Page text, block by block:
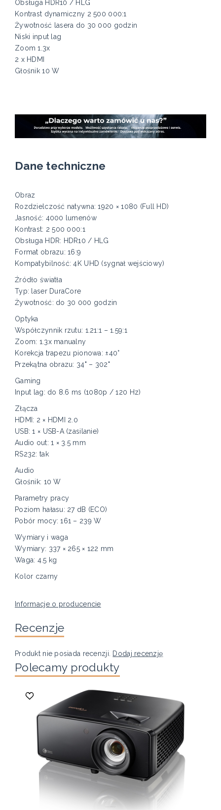
Obsługa HDR10 / HLG
Kontrast dynamiczny 2 500 000:1
Żywotność lasera do 30 000 godzin
Niski input lag
Zoom 1.3x
2 x HDMI
Głośnik 10 W
Dane techniczne
Obraz
Rozdzielczość natywna: 1920 × 1080 (Full HD)
Jasność: 4000 lumenów
Kontrast: 2 500 000:1
Obsługa HDR: HDR10 / HLG
Format obrazu: 16:9
Kompatybilność: 4K UHD (sygnał wejściowy)
Źródło światła
Typ: laser DuraCore
Żywotność: do 30 000 godzin
Optyka
Współczynnik rzutu: 1.21:1 – 1.59:1
Zoom: 1.3x manualny
Korekcja trapezu pionowa: ±40°
Przekątna obrazu: 34" – 302"
Gaming
Input lag: do 8.6 ms (1080p / 120 Hz)
Złącza
HDMI: 2 × HDMI 2.0
USB: 1 × USB-A (zasilanie)
Audio out: 1 × 3.5 mm
RS232: tak
Audio
Głośnik: 10 W
Parametry pracy
Poziom hałasu: 27 dB (ECO)
Pobór mocy: 161 – 239 W
Wymiary i waga
Wymiary: 337 × 265 × 122 mm
Waga: 4.5 kg
Kolor czarny
Informacje o producencie
Recenzje
Produkt nie posiada recenzji. Dodaj recenzję
Polecamy produkty